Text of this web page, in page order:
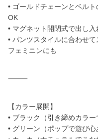
• ゴールドチェーンとベル
OK
• マグネット開閉式で出し
• パンツスタイルに合わせ
フェミニンにも
⸻
【カラー展開】
• ブラック（引き締めカラー
• グリーン（ポップで遊び心